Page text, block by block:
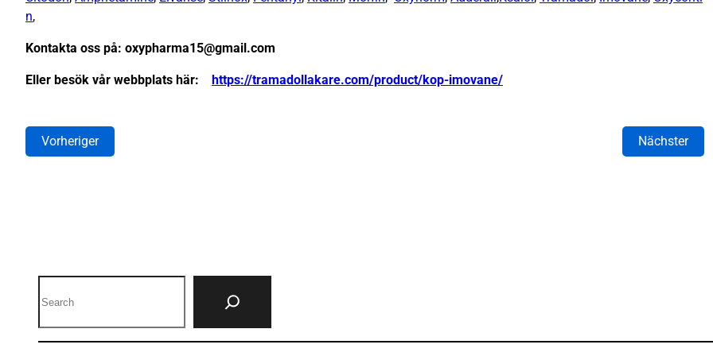
n,
Kontakta oss på: oxypharma15@gmail.com
Eller besök vår webbplats här: https://tramadollakare.com/product/kop-imovane/
Vorheriger Nächster